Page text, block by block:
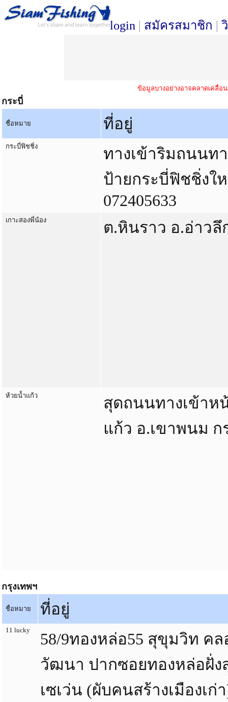
login | สมัครสมาชิก |
ข้อมูลบางอย่างอาจคลาดเคลื่อ
กระบี่
ชื่อหมาย ที่อยู่
กระบี่ฟิชชิ่ง
ทางเข้าริมถนนท
ป้ายกระบี่ฟิชชิ่งใ
072405633
เกาะสองพี่น้อง ต.หินราว อ.อ่าวลึ
ห้วยน้ำแก้ว
สุดถนนทางเข้าห
แก้ว อ.เขาพนม ก
กรุงเทพฯ
ชื่อหมาย ที่อยู่
11 lucky
58/9ทองหล่อ55 สุขุมวิท ค
วัฒนา ปากซอยทองหล่อฝั่ง
เซเว่น (ผับคนสร้างเมืองเก่